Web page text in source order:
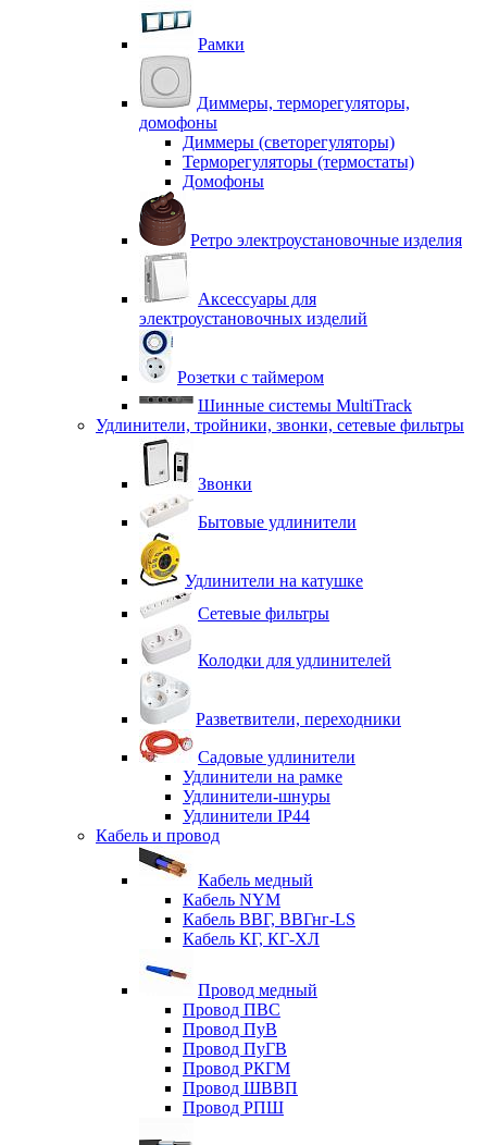
Рамки
Диммеры, терморегуляторы,
домофоны
Диммеры (светорегуляторы)
Терморегуляторы (термостаты)
Домофоны
Ретро электроустановочные изделия
Аксессуары для
электроустановочных изделий
Розетки с таймером
Шинные системы MultiTrack
Удлинители, тройники, звонки, сетевые фильтры
Звонки
Бытовые удлинители
Удлинители на катушке
Сетевые фильтры
Колодки для удлинителей
Разветвители, переходники
Садовые удлинители
Удлинители на рамке
Удлинители-шнуры
Удлинители IP44
Кабель и провод
Кабель медный
Кабель NYM
Кабель ВВГ, ВВГнг-LS
Кабель КГ, КГ-ХЛ
Провод медный
Провод ПВС
Провод ПуВ
Провод ПуГВ
Провод РКГМ
Провод ШВВП
Провод РПШ